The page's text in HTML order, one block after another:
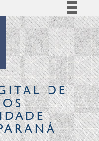
Simplifique!
Comunica BR
Participe
Acesso à informação
Legislação
CanaisDE